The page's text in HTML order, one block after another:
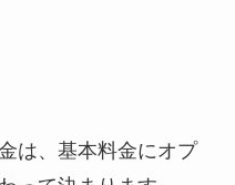
は、基本料金にオプ